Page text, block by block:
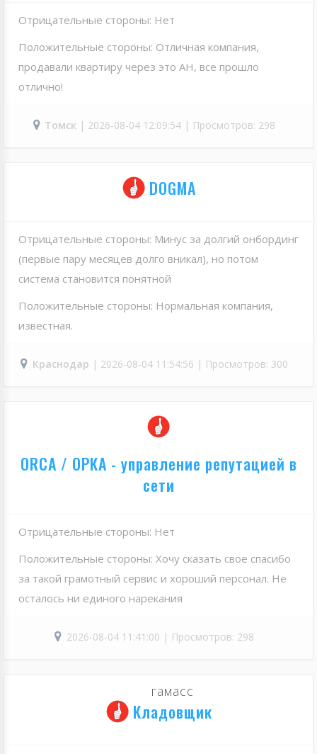
Отрицательные стороны: Нет
Положительные стороны: Отличная компания,
продавали квартиру через это АН, все прошло
отлично!
Томск | 2026-08-04 12:09:54 | Просмотров: 298
DOGMA
Отрицательные стороны: Минус за долгий онбординг
(первые пару месяцев долго вникал), но потом
система становится понятной
Положительные стороны: Нормальная компания,
известная.
Краснодар | 2026-08-04 11:54:56 | Просмотров: 300
ORCA / ОРКА - управление репутацией в
сети
Отрицательные стороны: Нет
Положительные стороны: Хочу сказать свое спасибо
за такой грамотный сервис и хороший персонал. Не
осталось ни единого нарекания
2026-08-04 11:41:00 | Просмотров: 298
гамасс
Кладовщик